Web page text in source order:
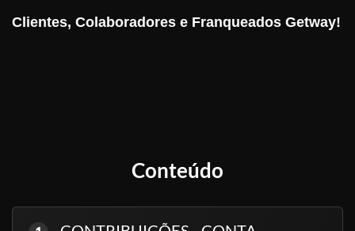
informações fiscais.
Agilidade e Precisão na Apuração de Impostos:
Clientes, Colaboradores e Franqueados Getway!
Conteúdo